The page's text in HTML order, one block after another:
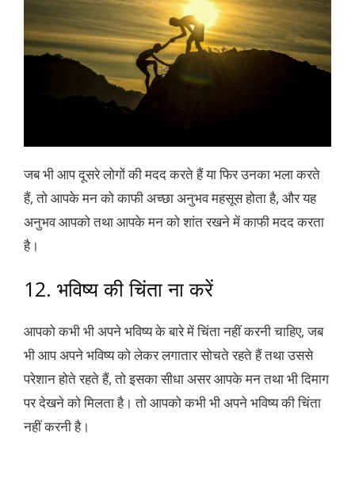
जब भी आप दूसरे लोगों की मदद करते हैं या फिर उनका भला करते
हैं, तो आपके मन को काफी अच्छा अनुभव महसूस होता है, और यह
अनुभव आपको तथा आपके मन को शांत रखने में काफी मदद करता
है।
12. भविष्य की चिंता ना करें
आपको कभी भी अपने भविष्य के बारे में चिंता नहीं करनी चाहिए, जब
भी आप अपने भविष्य को लेकर लगातार सोचते रहते हैं तथा उससे
परेशान होते रहते हैं, तो इसका सीधा असर आपके मन तथा भी दिमाग
पर देखने को मिलता है। तो आपको कभी भी अपने भविष्य की चिंता
नहीं करनी है।